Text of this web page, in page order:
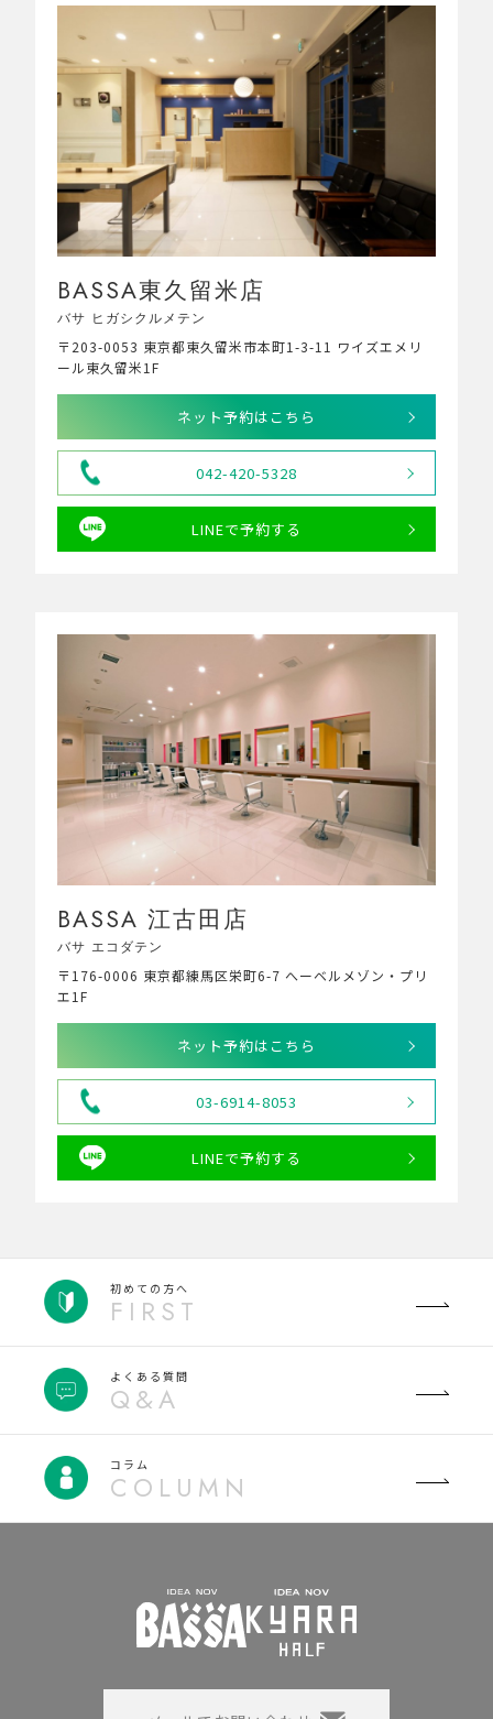
BASSA東久留米店
バサ ヒガシクルメテン
〒203-0053 東京都東久留米市本町1-3-11 ワイズエメリ
ール東久留米1F
ネット予約はこちら
042-420-5328
LINEで予約する
BASSA 江古田店
バサ エコダテン
〒176-0006 東京都練馬区栄町6-7 へーベルメゾン・プリ
エ1F
ネット予約はこちら
03-6914-8053
LINEで予約する
初めての方へ
FIRST
よくある質問
Q&A
コラム
COLUMN